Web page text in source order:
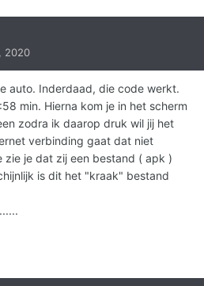
2020
auto. Inderdaad, die code werkt.
min. Hierna kom je in het scherm
zodra ik daarop druk wil jij het
verbinding gaat dat niet
zie je dat zij een bestand ( apk )
is dit het "kraak" bestand